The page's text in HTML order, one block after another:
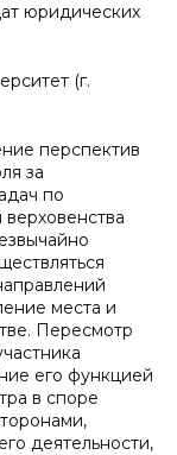
юридических
(г.
перспектив
за
по
места и
Пересмотр
его функцией
в споре
деятельности,